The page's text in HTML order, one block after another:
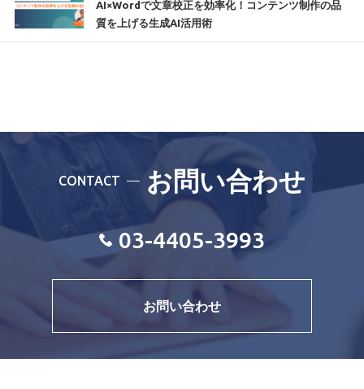
AI×Wordで文章校正を効率化！コンテンツ制作の品
質を上げる生成AI活用術
CONTACT お問い合わせ
03-4405-3993
お問い合わせ